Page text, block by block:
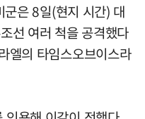
은 8일(현지 시간) 대
선 여러 척을 공격했다
엘의 타임스오브이스라